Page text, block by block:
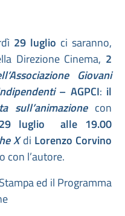
29 luglio ci saranno,
Direzione Cinema, 2
Giovani
– AGPCI: il
sull’animazionecon
luglio alle 19.00
Xdi Lorenzo Corvino
con l’autore.
ed il Programma